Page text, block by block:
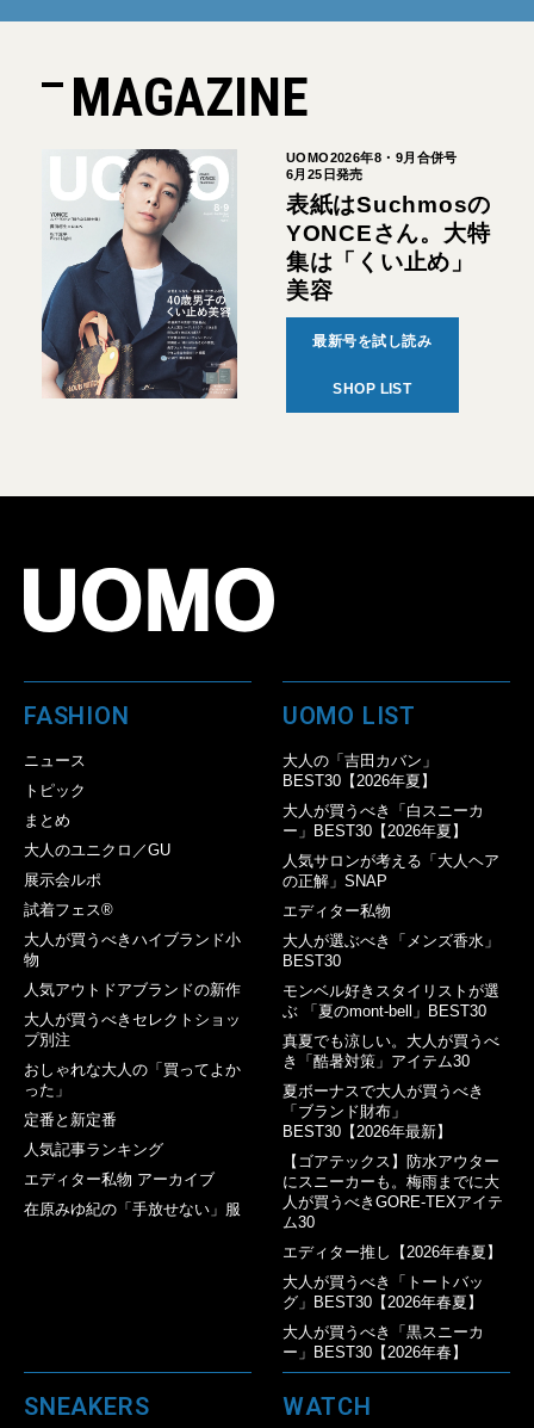
MAGAZINE
UOMO2026年8・9月合併号
6月25日発売
表紙はSuchmosの
YONCEさん。大特
集は「くい止め」
美容
最新号を試し読み
SHOP LIST
FASHION
ニュース
トピック
まとめ
大人のユニクロ／GU
展示会ルポ
試着フェス®︎
大人が買うべきハイブランド小
物
人気アウトドアブランドの新作
大人が買うべきセレクトショッ
プ別注
おしゃれな大人の「買ってよか
った」
定番と新定番
人気記事ランキング
エディター私物 アーカイブ
在原みゆ紀の「手放せない」服
UOMO LIST
大人の「吉田カバン」
BEST30【2026年夏】
大人が買うべき「白スニーカ
ー」BEST30【2026年夏】
人気サロンが考える「大人ヘア
の正解」SNAP
エディター私物
大人が選ぶべき「メンズ香水」
BEST30
モンベル好きスタイリストが選
ぶ 「夏のmont-bell」BEST30
真夏でも涼しい。大人が買うべ
き「酷暑対策」アイテム30
夏ボーナスで大人が買うべき
「ブランド財布」
BEST30【2026年最新】
【ゴアテックス】防水アウター
にスニーカーも。梅雨までに大
人が買うべきGORE-TEXアイテ
ム30
エディター推し【2026年春夏】
大人が買うべき「トートバッ
グ」BEST30【2026年春夏】
大人が買うべき「黒スニーカ
ー」BEST30【2026年春】
SNEAKERS WATCH